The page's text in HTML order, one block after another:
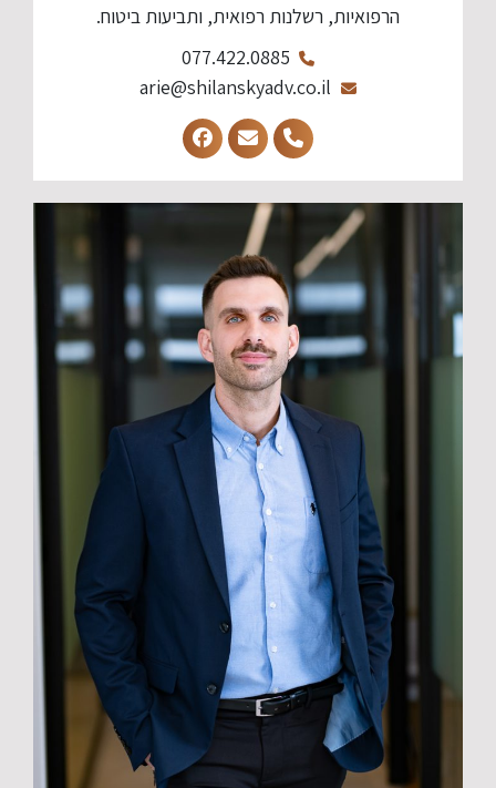
הרפואיות, רשלנות רפואית, ותביעות ביטוח.
077.422.0885
arie@shilanskyadv.co.il​